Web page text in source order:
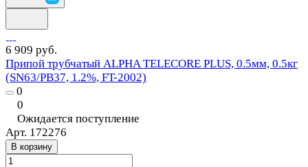
6 909 руб.
Припой трубчатый ALPHA TELECORE PLUS, 0.5мм, 0.5кг
(SN63/PB37, 1.2%, FT-2002)
0
0
Ожидается поступление
Арт. 172276
В корзину